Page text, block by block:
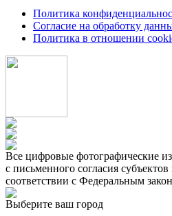
Политика
Согласие на обработку
Политика в отношении
Все цифровые фотографические
с письменного согласия
соответствии с Федеральным
Выберите ваш город